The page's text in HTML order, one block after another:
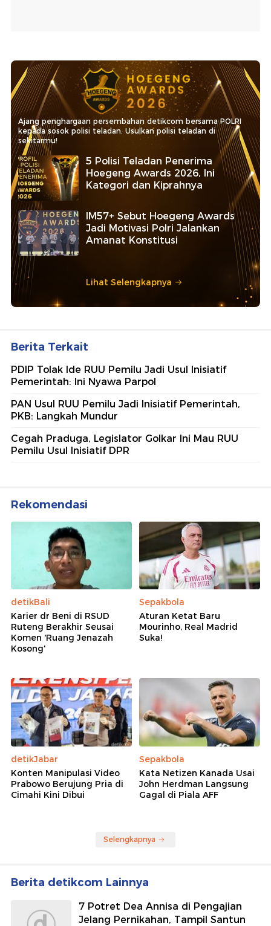
Ajang penghargaan persembahan detikcom bersama POLRI
kepada sosok polisi teladan. Usulkan polisi teladan di
sekitarmu!
5 Polisi Teladan Penerima
Hoegeng Awards 2026, Ini
Kategori dan Kiprahnya
IM57+ Sebut Hoegeng Awards
Jadi Motivasi Polri Jalankan
Amanat Konstitusi
Lihat Selengkapnya
Berita Terkait
PDIP Tolak Ide RUU Pemilu Jadi Usul Inisiatif
Pemerintah: Ini Nyawa Parpol
PAN Usul RUU Pemilu Jadi Inisiatif Pemerintah,
PKB: Langkah Mundur
Cegah Praduga, Legislator Golkar Ini Mau RUU
Pemilu Usul Inisiatif DPR
Rekomendasi
detikBali
Karier dr Beni di RSUD
Ruteng Berakhir Seusai
Komen 'Ruang Jenazah
Kosong'
Sepakbola
Aturan Ketat Baru
Mourinho, Real Madrid
Suka!
detikJabar
Konten Manipulasi Video
Prabowo Berujung Pria di
Cimahi Kini Dibui
Sepakbola
Kata Netizen Kanada Usai
John Herdman Langsung
Gagal di Piala AFF
Selengkapnya
Berita detikcom Lainnya
7 Potret Dea Annisa di Pengajian
Jelang Pernikahan, Tampil Santun